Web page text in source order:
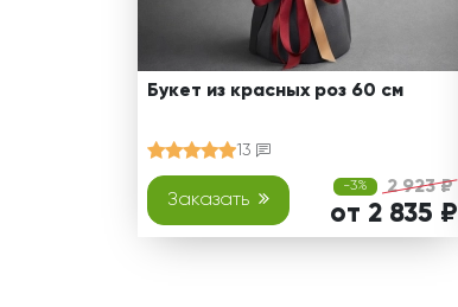
Букет из красных роз 60 см
13
Заказать
-3% 2 923 ₽
от 2 835 ₽